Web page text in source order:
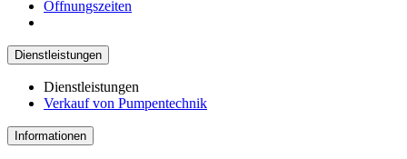
Öffnungszeiten
Dienstleistungen
Dienstleistungen
Verkauf von Pumpentechnik
Informationen